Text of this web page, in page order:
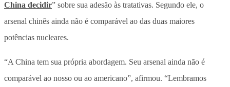
China decidir” sobre sua adesão às tratativas. Segundo ele, o
arsenal chinês ainda não é comparável ao das duas maiores
potências nucleares.
“A China tem sua própria abordagem. Seu arsenal ainda não é
comparável ao nosso ou ao americano”, afirmou. “Lembramos